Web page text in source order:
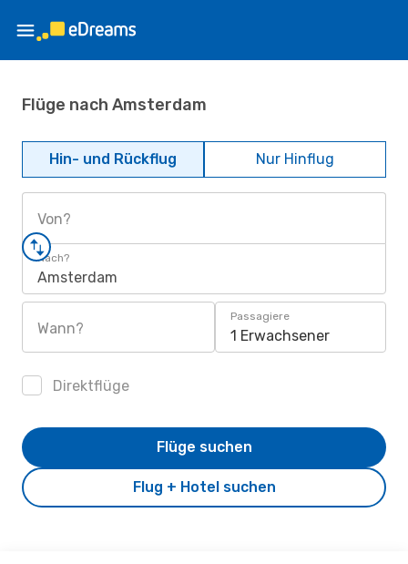
Flüge nach Amsterdam
Hin- und Rückflug Nur Hinflug
Von?
Nach?
Amsterdam
Wann?
Passagiere
1 Erwachsener
Direktflüge
Flug + Hotel suchen
Flüge suchen